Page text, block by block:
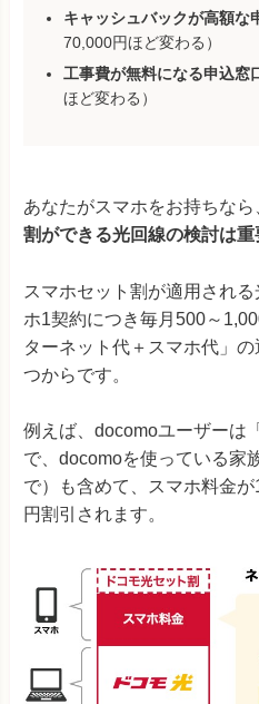
キャッシュバックが高額な
70,000円ほど変わる）
工事費が無料になる申込窓
ほど変わる）
あなたがスマホをお持ちなら
割ができる光回線の検討は重
スマホセット割が適用され
ホ1契約につき毎月500～
ターネット代＋スマホ代」
つからです。
例えば、docomoユーザーは
で、docomoを使っている家
で）も含めて、スマホ料金
円割引されます。